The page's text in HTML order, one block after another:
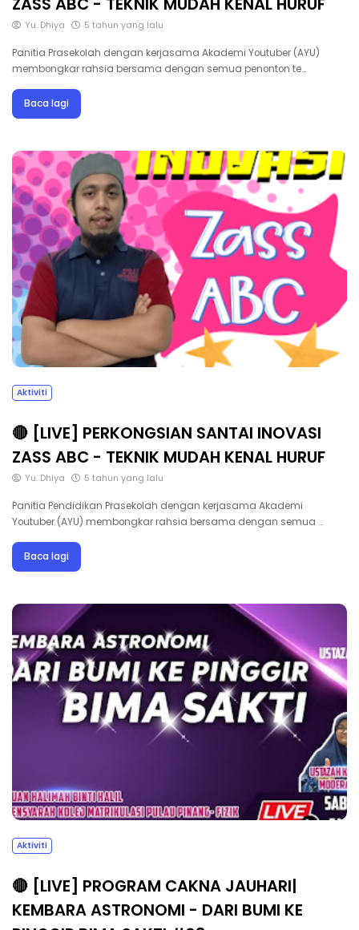
Yu. Dhiya 5 tahun yang lalu
Panitia Prasekolah dengan kerjasama Akademi Youtuber (AYU)
membongkar rahsia bersama dengan semua penonton te…
Baca lagi
Aktiviti
🔴 [LIVE] PERKONGSIAN SANTAI INOVASI
ZASS ABC - TEKNIK MUDAH KENAL HURUF
Yu. Dhiya 5 tahun yang lalu
Panitia Pendidikan Prasekolah dengan kerjasama Akademi
Youtuber (AYU) membongkar rahsia bersama dengan semua …
Baca lagi
Aktiviti
🔴 [LIVE] PROGRAM CAKNA JAUHARI|
KEMBARA ASTRONOMI - DARI BUMI KE